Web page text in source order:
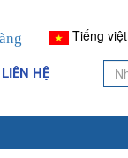
Tiếng việt
LIÊN HỆ